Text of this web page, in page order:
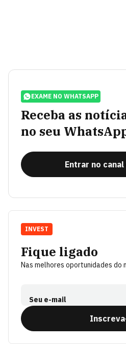
EXAME NO WHATSAPP
Receba as
no seu
Entrar no canal
Fique ligado
Nas melhores oportunidades do
Seu e-mail
INVEST